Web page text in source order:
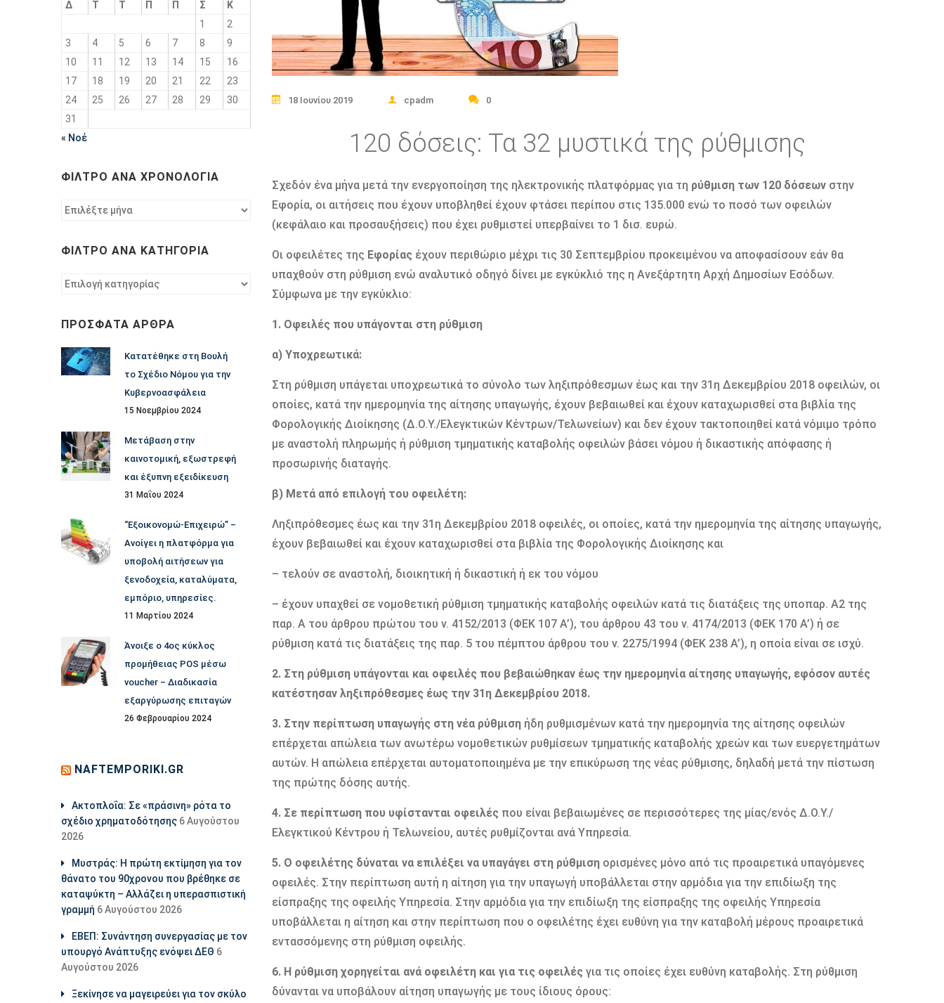
18 Ιουνίου 2019 cpadm 0
120 δόσεις: Τα 32 μυστικά της ρύθμισης
Σχεδόν ένα μήνα μετά την ενεργοποίηση της ηλεκτρονικής πλατφόρμας για τη ρύθμιση των 120 δόσεων στην
Εφορία, οι αιτήσεις που έχουν υποβληθεί έχουν φτάσει περίπου στις 135.000 ενώ το ποσό των οφειλών
(κεφάλαιο και προσαυξήσεις) που έχει ρυθμιστεί υπερβαίνει το 1 δισ. ευρώ.
Οι οφειλέτες της Εφορίας έχουν περιθώριο μέχρι τις 30 Σεπτεμβρίου προκειμένου να αποφασίσουν εάν θα
υπαχθούν στη ρύθμιση ενώ αναλυτικό οδηγό δίνει με εγκύκλιό της η Ανεξάρτητη Αρχή Δημοσίων Εσόδων.
Σύμφωνα με την εγκύκλιο:
1. Οφειλές που υπάγονται στη ρύθμιση
α) Υποχρεωτικά:
Στη ρύθμιση υπάγεται υποχρεωτικά το σύνολο των ληξιπρόθεσμων έως και την 31η Δεκεμβρίου 2018 οφειλών, οι
οποίες, κατά την ημερομηνία της αίτησης υπαγωγής, έχουν βεβαιωθεί και έχουν καταχωρισθεί στα βιβλία της
Φορολογικής Διοίκησης (Δ.Ο.Υ./Ελεγκτικών Κέντρων/Τελωνείων) και δεν έχουν τακτοποιηθεί κατά νόμιμο τρόπο
με αναστολή πληρωμής ή ρύθμιση τμηματικής καταβολής οφειλών βάσει νόμου ή δικαστικής απόφασης ή
προσωρινής διαταγής.
β) Μετά από επιλογή του οφειλέτη:
Ληξιπρόθεσμες έως και την 31η Δεκεμβρίου 2018 οφειλές, οι οποίες, κατά την ημερομηνία της αίτησης υπαγωγής,
έχουν βεβαιωθεί και έχουν καταχωρισθεί στα βιβλία της Φορολογικής Διοίκησης και
– τελούν σε αναστολή, διοικητική ή δικαστική ή εκ του νόμου
– έχουν υπαχθεί σε νομοθετική ρύθμιση τμηματικής καταβολής οφειλών κατά τις διατάξεις της υποπαρ. Α2 της
παρ. Α του άρθρου πρώτου του ν. 4152/2013 (ΦΕΚ 107 Α’), του άρθρου 43 του ν. 4174/2013 (ΦΕΚ 170 Α’) ή σε
ρύθμιση κατά τις διατάξεις της παρ. 5 του πέμπτου άρθρου του ν. 2275/1994 (ΦΕΚ 238 Α’), η οποία είναι σε ισχύ.
2. Στη ρύθμιση υπάγονται και οφειλές που βεβαιώθηκαν έως την ημερομηνία αίτησης υπαγωγής, εφόσον αυτές
κατέστησαν ληξιπρόθεσμες έως την 31η Δεκεμβρίου 2018.
3. Στην περίπτωση υπαγωγής στη νέα ρύθμιση ήδη ρυθμισμένων κατά την ημερομηνία της αίτησης οφειλών
επέρχεται απώλεια των ανωτέρω νομοθετικών ρυθμίσεων τμηματικής καταβολής χρεών και των ευεργετημάτων
αυτών. Η απώλεια επέρχεται αυτοματοποιημένα με την επικύρωση της νέας ρύθμισης, δηλαδή μετά την πίστωση
της πρώτης δόσης αυτής.
4. Σε περίπτωση που υφίστανται οφειλές που είναι βεβαιωμένες σε περισσότερες της μίας/ενός Δ.Ο.Υ./
Ελεγκτικού Κέντρου ή Τελωνείου, αυτές ρυθμίζονται ανά Υπηρεσία.
5. Ο οφειλέτης δύναται να επιλέξει να υπαγάγει στη ρύθμιση ορισμένες μόνο από τις προαιρετικά υπαγόμενες
οφειλές. Στην περίπτωση αυτή η αίτηση για την υπαγωγή υποβάλλεται στην αρμόδια για την επιδίωξη της
είσπραξης της οφειλής Υπηρεσία. Στην αρμόδια για την επιδίωξη της είσπραξης της οφειλής Υπηρεσία
υποβάλλεται η αίτηση και στην περίπτωση που ο οφειλέτης έχει ευθύνη για την καταβολή μέρους προαιρετικά
εντασσόμενης στη ρύθμιση οφειλής.
6. Η ρύθμιση χορηγείται ανά οφειλέτη και για τις οφειλές για τις οποίες έχει ευθύνη καταβολής. Στη ρύθμιση
δύνανται να υποβάλουν αίτηση υπαγωγής με τους ίδιους όρους:
Δ
Τ Τ Π Π Σ
Κ
1
2
3
4 5 6 7 8
9
10
11 12 13 14 15
16
17
18 19 20 21 22
23
24
25 26 27 28 29
30
31
« Νοέ
ΦΊΛΤΡΟ ΑΝΆ ΧΡΟΝΟΛΟΓΊΑ
Φίλτρο
ΦΊΛΤΡΟ ΑΝΆ ΚΑΤΗΓΟΡΊΑ
Φίλτρο
ΠΡΌΣΦΑΤΑ ΆΡΘΡΑ
Κατατέθηκε στη Βουλή
το Σχέδιο Νόμου για την
Κυβερνοασφάλεια
15 Νοεμβρίου 2024
Μετάβαση στην
καινοτομική, εξωστρεφή
και έξυπνη εξειδίκευση
31 Μαΐου 2024
“Εξοικονομώ-Επιχειρώ” –
Ανοίγει η πλατφόρμα για
υποβολή αιτήσεων για
ξενοδοχεία, καταλύματα,
εμπόριο, υπηρεσίες.
11 Μαρτίου 2024
Άνοιξε ο 4ος κύκλος
προμήθειας POS μέσω
voucher – Διαδικασία
εξαργύρωσης επιταγών
26 Φεβρουαρίου 2024
NAFTEMPORIKI.GR
Aκτοπλοΐα: Σε «πράσινη» ρότα το
σχέδιο χρηματοδότησης 6 Αυγούστου
2026
Μυστράς: Η πρώτη εκτίμηση για τον
θάνατο του 90χρονου που βρέθηκε σε
καταψύκτη – Αλλάζει η υπερασπιστική
γραμμή 6 Αυγούστου 2026
ΕΒΕΠ: Συνάντηση συνεργασίας με τον
υπουργό Ανάπτυξης ενόψει ΔΕΘ 6
Αυγούστου 2026
Ξεκίνησε να μαγειρεύει για τον σκύλο